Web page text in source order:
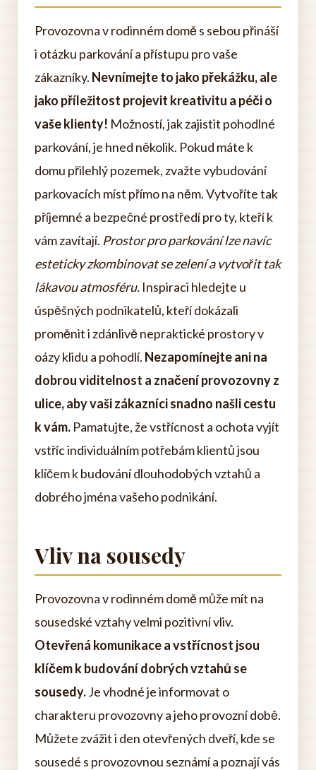
Provozovna v rodinném domě s sebou přináší
i otázku parkování a přístupu pro vaše
zákazníky. Nevnímejte to jako překážku, ale
jako příležitost projevit kreativitu a péči o
vaše klienty! Možností, jak zajistit pohodlné
parkování, je hned několik. Pokud máte k
domu přilehlý pozemek, zvažte vybudování
parkovacích míst přímo na něm. Vytvoříte tak
příjemné a bezpečné prostředí pro ty, kteří k
vám zavítají. Prostor pro parkování lze navíc
esteticky zkombinovat se zelení a vytvořit tak
lákavou atmosféru. Inspiraci hledejte u
úspěšných podnikatelů, kteří dokázali
proměnit i zdánlivě nepraktické prostory v
oázy klidu a pohodlí. Nezapomínejte ani na
dobrou viditelnost a značení provozovny z
ulice, aby vaši zákazníci snadno našli cestu
k vám. Pamatujte, že vstřícnost a ochota vyjít
vstříc individuálním potřebám klientů jsou
klíčem k budování dlouhodobých vztahů a
dobrého jména vašeho podnikání.
Vliv na sousedy
Provozovna v rodinném domě může mít na
sousedské vztahy velmi pozitivní vliv.
Otevřená komunikace a vstřícnost jsou
klíčem k budování dobrých vztahů se
sousedy.Je vhodné je informovat o
charakteru provozovny a jeho provozní době.
Můžete zvážit i den otevřených dveří, kde se
sousedé s provozovnou seznámí a poznají vás